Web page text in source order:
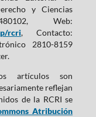
y Ciencias
Web:
rcri, Contacto:
2810-8159
artículos son
reflejan
de la RCRI se
Atribución